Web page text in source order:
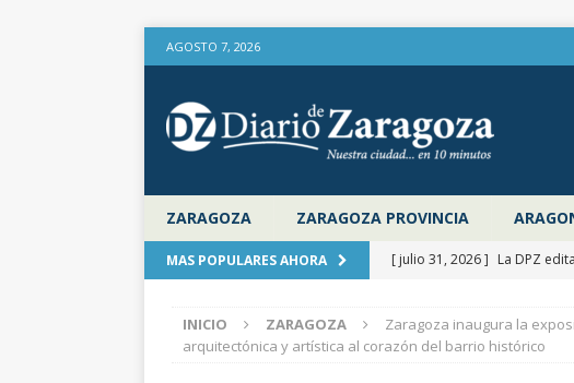
AGOSTO 7, 2026
ZARAGOZA ZARAGOZA PROVINCIA
MAS POPULARES AHORA [ julio 31, 2026 ] La DPZ
aire libre en el verano
INICIO ZARAGOZA
Zaragoza inaugura la
arquitectónica y artística al corazón del barrio histórico